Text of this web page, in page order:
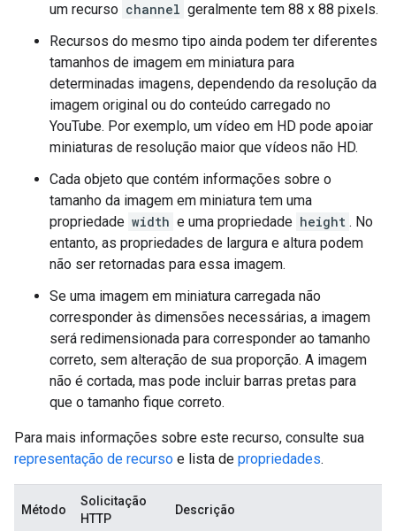
um recurso channel geralmente tem 88 x 88 pixels.
Recursos do mesmo tipo ainda podem ter diferentes
tamanhos de imagem em miniatura para
determinadas imagens, dependendo da resolução da
imagem original ou do conteúdo carregado no
YouTube. Por exemplo, um vídeo em HD pode apoiar
miniaturas de resolução maior que vídeos não HD.
Cada objeto que contém informações sobre o
tamanho da imagem em miniatura tem uma
propriedade width e uma propriedade height . No
entanto, as propriedades de largura e altura podem
não ser retornadas para essa imagem.
Se uma imagem em miniatura carregada não
corresponder às dimensões necessárias, a imagem
será redimensionada para corresponder ao tamanho
correto, sem alteração de sua proporção. A imagem
não é cortada, mas pode incluir barras pretas para
que o tamanho fique correto.
Para mais informações sobre este recurso, consulte sua
representação de recurso e lista de propriedades.
Método
Solicitação
HTTP
Descrição